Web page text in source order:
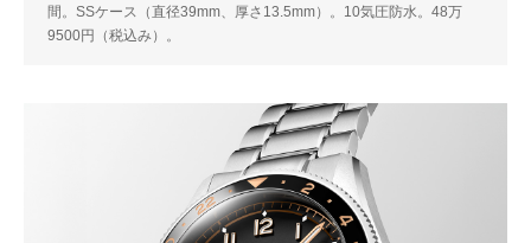
間。SSケース（直径39mm、厚さ13.5mm）。10気圧防水。48万
9500円（税込み）。